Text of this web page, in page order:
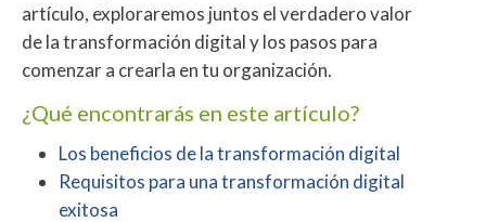
artículo, exploraremos juntos el verdadero valor
de la transformación digital y los pasos para
comenzar a crearla en tu organización.
¿Qué encontrarás en este artículo?
Los beneficios de la transformación digital
Requisitos para una transformación digital
exitosa